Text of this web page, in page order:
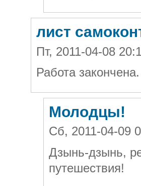
лист
Пт, 2011-04-08
Работа
Молодцы!
Сб, 2011-04-09
Дзынь-дзынь,
путешествия!